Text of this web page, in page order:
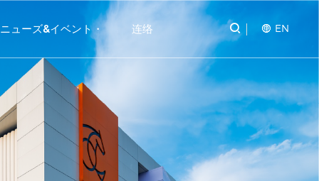
ニューズ&イベント・ 连络 EN